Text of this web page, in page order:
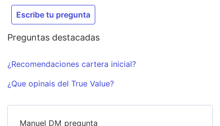
Escribe tu pregunta
Preguntas destacadas
¿Recomendaciones cartera inicial?
¿Que opinais del True Value?
Manuel DM pregunta